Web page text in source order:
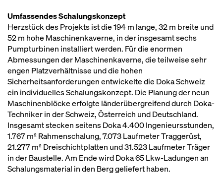
Umfassendes Schalungskonzept
Herzstück des Projekts ist die 194 m lange, 32 m breite und
52 m hohe Maschinenkaverne, in der insgesamt sechs
Pumpturbinen installiert werden. Für die enormen
Abmessungen der Maschinenkaverne, die teilweise sehr
engen Platzverhältnisse und die hohen
Sicherheitsanforderungen entwickelte die Doka Schweiz
ein individuelles Schalungskonzept. Die Planung der neun
Maschinenblöcke erfolgte länderübergreifend durch Doka-
Techniker in der Schweiz, Österreich und Deutschland.
Insgesamt stecken seitens Doka 4.400 Ingenieursstunden,
1.767 m² Rahmenschalung, 7.073 Laufmeter Traggerüst,
21.277 m² Dreischichtplatten und 31.523 Laufmeter Träger
in der Baustelle. Am Ende wird Doka 65 Lkw-Ladungen an
Schalungsmaterial in den Berg geliefert haben.